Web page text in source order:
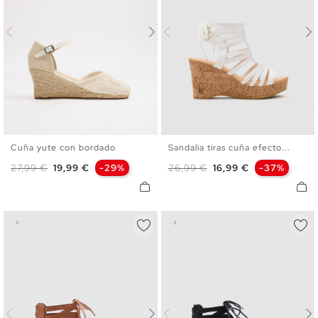
36
Cuña yute con bordado
Precio base
27,99 € Precio
19,99 € -29%
35 36 37 38 39
41
Sandalia tiras cuña efecto...
Precio base
26,99 € Precio
16,99 € -37%